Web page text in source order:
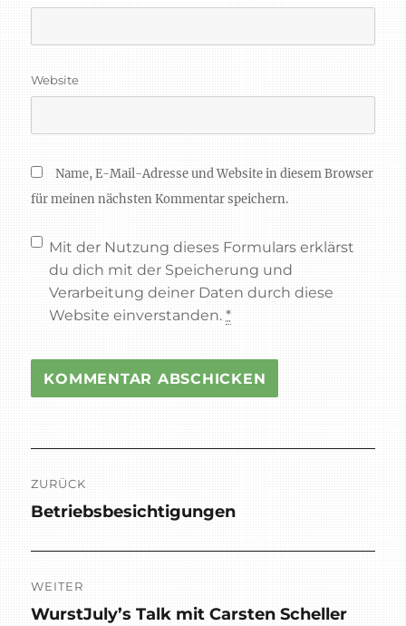
Website
Name, E-Mail-Adresse und Website in diesem Browser
für meinen nächsten Kommentar speichern.
Mit der Nutzung dieses Formulars erklärst
du dich mit der Speicherung und
Verarbeitung deiner Daten durch diese
Website einverstanden.*
ZURÜCK
Vorheriger
Betriebsbesichtigungen
WEITER
Nächster
WurstJuly’s Talk mit Carsten Scheller